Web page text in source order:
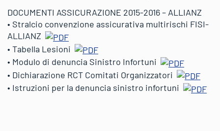
DOCUMENTI ASSICURAZIONE 2015-2016 – ALLIANZ
• Stralcio convenzione assicurativa multirischi FISI-
ALLIANZ
• Tabella Lesioni
• Modulo di denuncia Sinistro Infortuni
• Dichiarazione RCT Comitati Organizzatori
• Istruzioni per la denuncia sinistro infortuni